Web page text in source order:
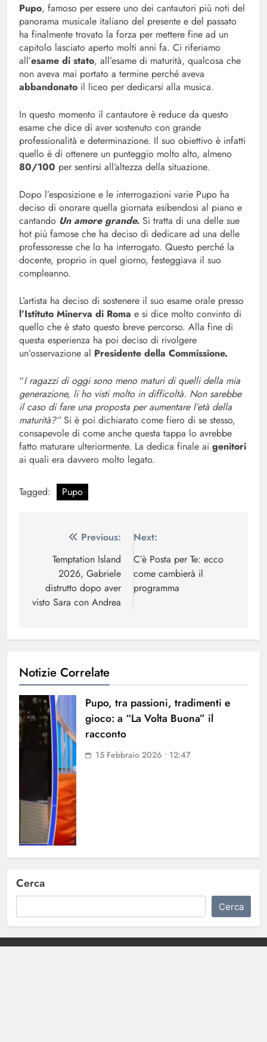
Pupo, famoso per essere uno dei cantautori più noti del
panorama musicale italiano del presente e del passato
ha finalmente trovato la forza per mettere fine ad un
capitolo lasciato aperto molti anni fa. Ci riferiamo
all’esame di stato, all’esame di maturità, qualcosa che
non aveva mai portato a termine perché aveva
abbandonato il liceo per dedicarsi alla musica.
In questo momento il cantautore è reduce da questo
esame che dice di aver sostenuto con grande
professionalità e determinazione. Il suo obiettivo è infatti
quello è di ottenere un punteggio molto alto, almeno
80/100 per sentirsi all’altezza della situazione.
Dopo l’esposizione e le interrogazioni varie Pupo ha
deciso di onorare quella giornata esibendosi al piano e
cantando Un amore grande. Si tratta di una delle sue
hot più famose che ha deciso di dedicare ad una delle
professoresse che lo ha interrogato. Questo perché la
docente, proprio in quel giorno, festeggiava il suo
compleanno.
L’artista ha deciso di sostenere il suo esame orale presso
l’Istituto Minerva di Roma e si dice molto convinto di
quello che è stato questo breve percorso. Alla fine di
questa esperienza ha poi deciso di rivolgere
un’osservazione al Presidente della Commissione.
“I ragazzi di oggi sono meno maturi di quelli della mia
generazione, li ho visti molto in difficoltà. Non sarebbe
il caso di fare una proposta per aumentare l’età della
maturità?”Si è poi dichiarato come fiero di se stesso,
consapevole di come anche questa tappa lo avrebbe
fatto maturare ulteriormente. La dedica finale ai genitori
ai quali era davvero molto legato.
Tagged: Pupo
Navigazione
articoli
Previous:
Temptation Island
2026, Gabriele
distrutto dopo aver
visto Sara con Andrea
Next:
C’è Posta per Te: ecco
come cambierà il
programma
Notizie Correlate
Pupo, tra passioni, tradimenti e
gioco: a “La Volta Buona” il
racconto
15 Febbraio 2026 • 12:47
Cerca
Cerca